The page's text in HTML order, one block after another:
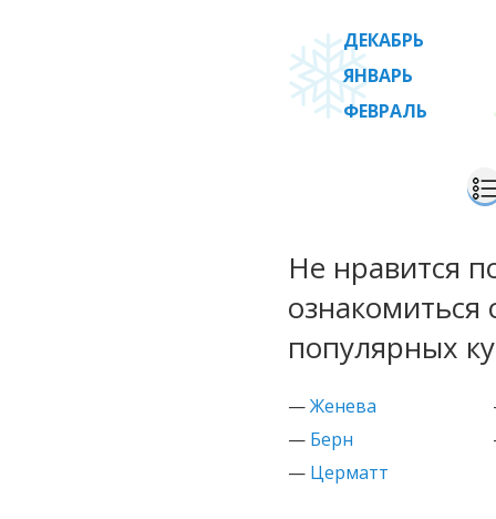
ДЕКАБРЬ
ЯНВАРЬ
ФЕВРАЛЬ
Не нравится
популярных
—Женева
— Берн
— Церматт